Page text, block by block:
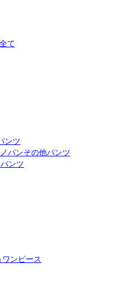
て
ンツ
パンその他パンツ
ンツ
ワンピース